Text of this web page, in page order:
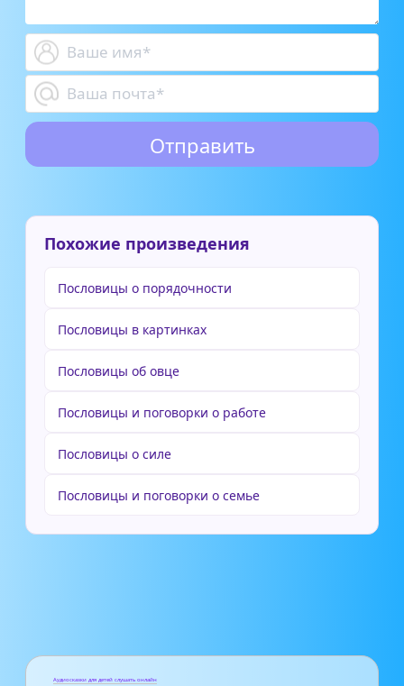
Похожие произведения
Пословицы о порядочности
Пословицы в картинках
Пословицы об овце
Пословицы и поговорки о работе
Пословицы о силе
Пословицы и поговорки о семье
Аудиосказки для детей слушать онлайн